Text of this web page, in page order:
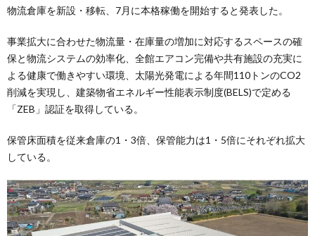
物流倉庫を新設・移転、7月に本格稼働を開始すると発表した。
事業拡大に合わせた物流量・在庫量の増加に対応するスペースの確
保と物流システムの効率化、全館エアコン完備や共有施設の充実に
よる健康で働きやすい環境、太陽光発電による年間110トンのCO2
削減を実現し、建築物省エネルギー性能表示制度(BELS)で定める
「ZEB」認証を取得している。
保管床面積を従来倉庫の1・3倍、保管能力は1・5倍にそれぞれ拡大
している。